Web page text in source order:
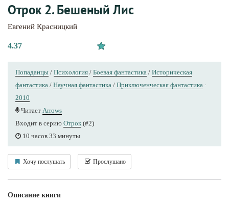
Отрок 2. Бешеный Лис
Евгений Красницкий
4.37
Попаданцы / Психология / Боевая фантастика / Историческая
фантастика / Научная фантастика / Приключенческая фантастика ·
2010
Читает Arrows
Входит в серию Отрок (#2)
10 часов 33 минуты
Хочу послушать Прослушано
Описание книги